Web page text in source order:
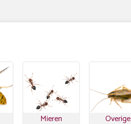
Mieren Overige